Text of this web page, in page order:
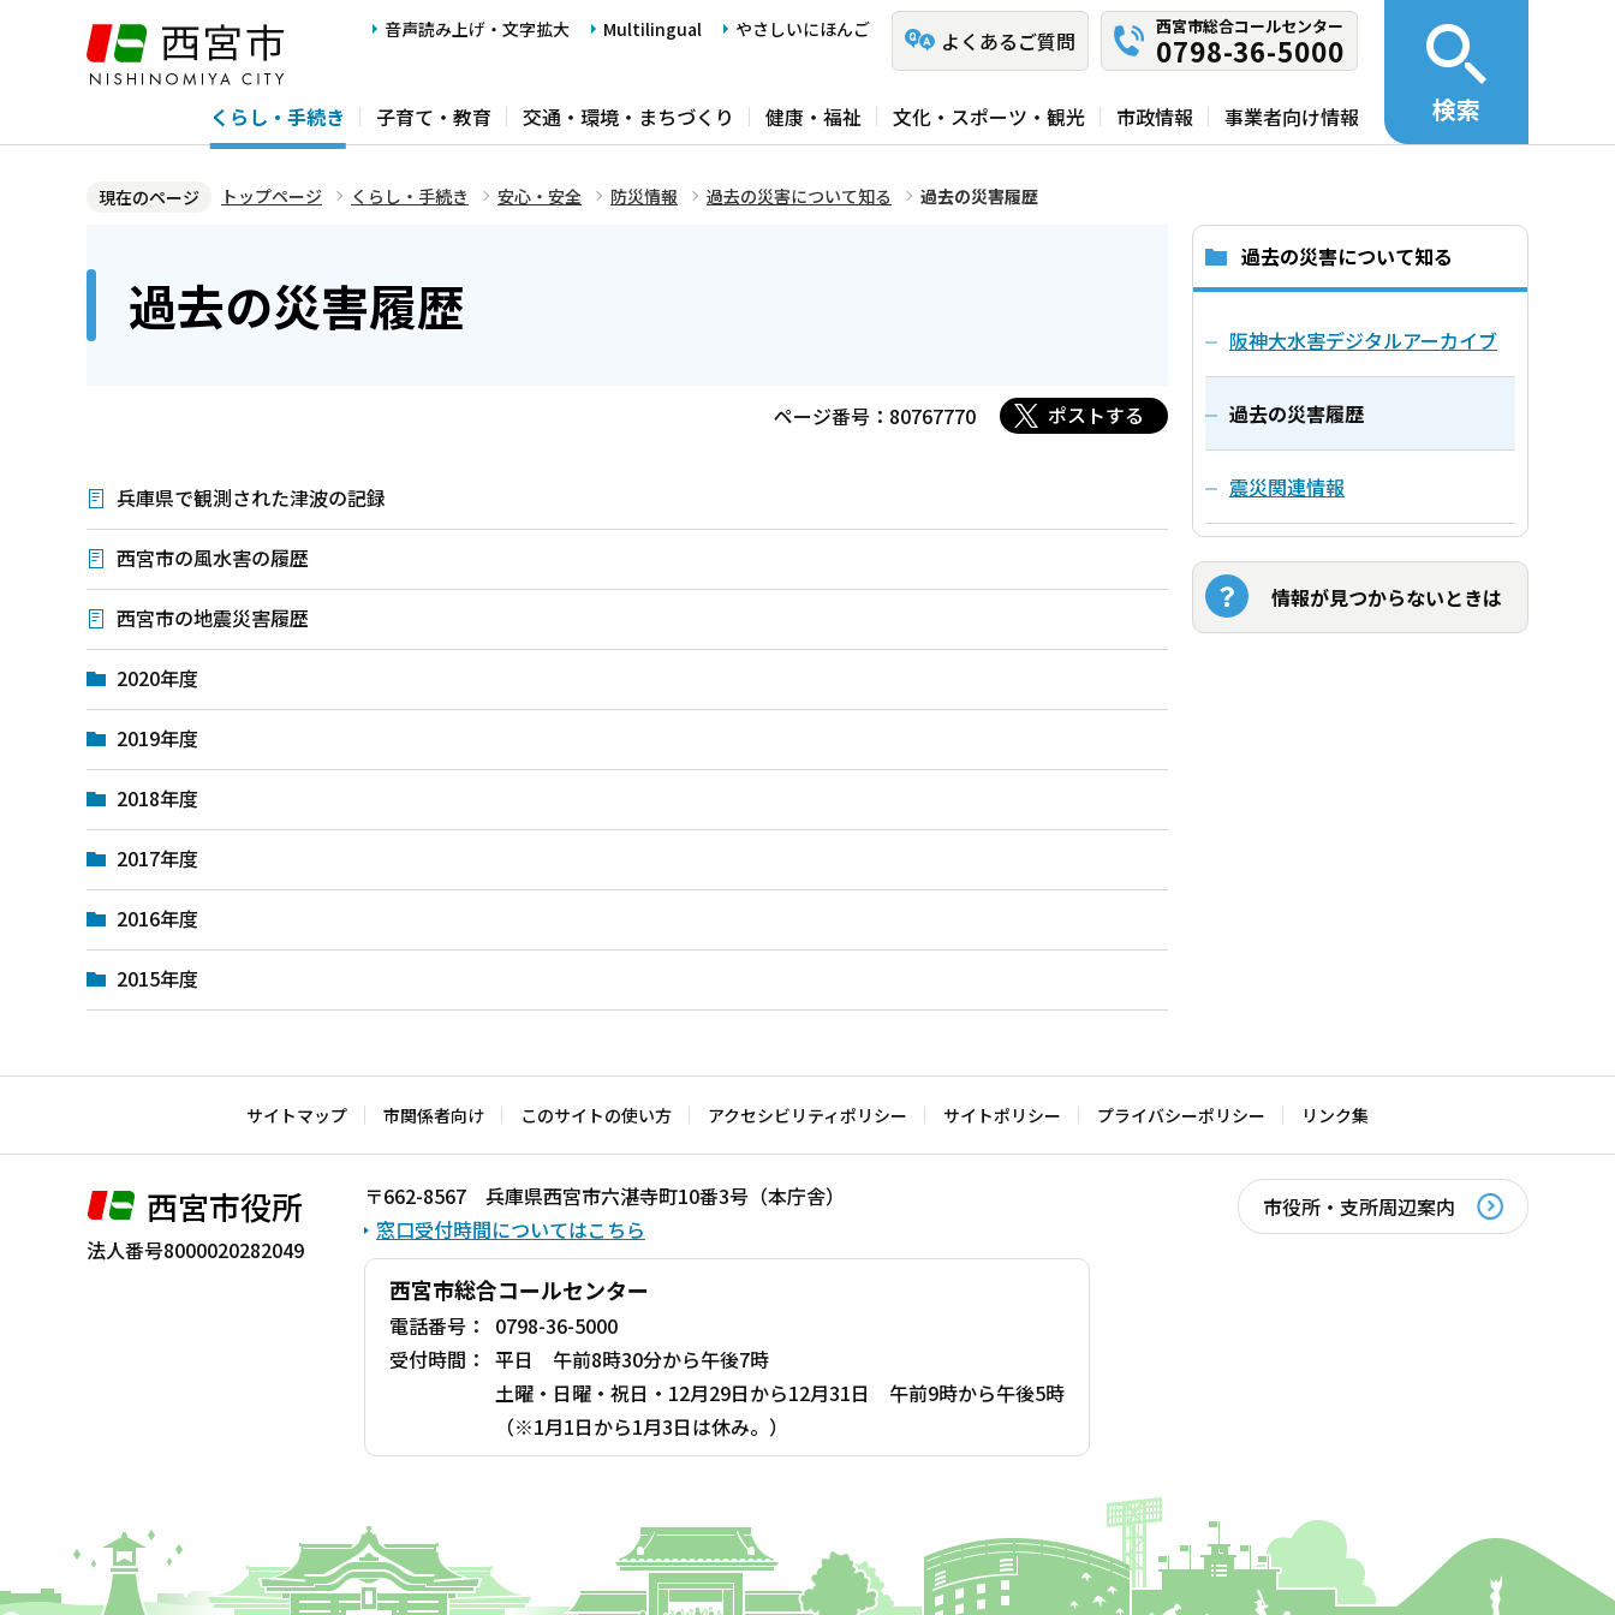
ジ
音声読み上げ・文字拡大 Multilingual やさしいにほんご よくあるご質問
西宮市総合コールセンター
0798-36-5000
くらし・手続き 子育て・教育 交通・環境・まちづくり 健康・福祉 文化・スポーツ・観光 市政情報 事業者向け情報 検索
現在のページ トップページ くらし・手続き 安心・安全 防災情報 過去の災害について知る 過去の災害履歴
過去の災害履歴
ページ番号：80767770 ポストする
兵庫県で観測された津波の記録
西宮市の風水害の履歴
西宮市の地震災害履歴
2020年度
2019年度
2018年度
2017年度
2016年度
2015年度
文
で
過去の災害について知る
阪神大水害デジタルアーカイブ
過去の災害履歴
震災関連情報
情報が見つからないときは
サイトマップ 市関係者向け このサイトの使い方 アクセシビリティポリシー サイトポリシー プライバシーポリシー リンク集
西宮市役所
法人番号8000020282049
〒662-8567 兵庫県西宮市六湛寺町10番3号（本庁舎）
窓口受付時間についてはこちら
西宮市総合コールセンター
電話番号：
0798-36-5000
受付時間： 平日 午前8時30分から午後7時
土曜・日曜・祝日・12月29日から12月31日 午前9時から午後5時
（※1月1日から1月3日は休み。）
市役所・支所周辺案内